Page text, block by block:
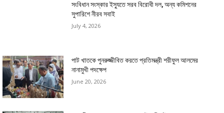
সংবিধান সংস্কার ইস্যুতে সরব বিরোধী দল, অন্য কমিশনের
সুপারিশে নীরব সবাই
July 4, 2026
পাট খাতকে পুনরুজ্জীবিত করতে প্রতিমন্ত্রী শরীফুল আলমের
নানামুখী পদক্ষেপ
June 20, 2026